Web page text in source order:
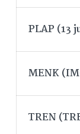
PLAP (13
MENK
TREN